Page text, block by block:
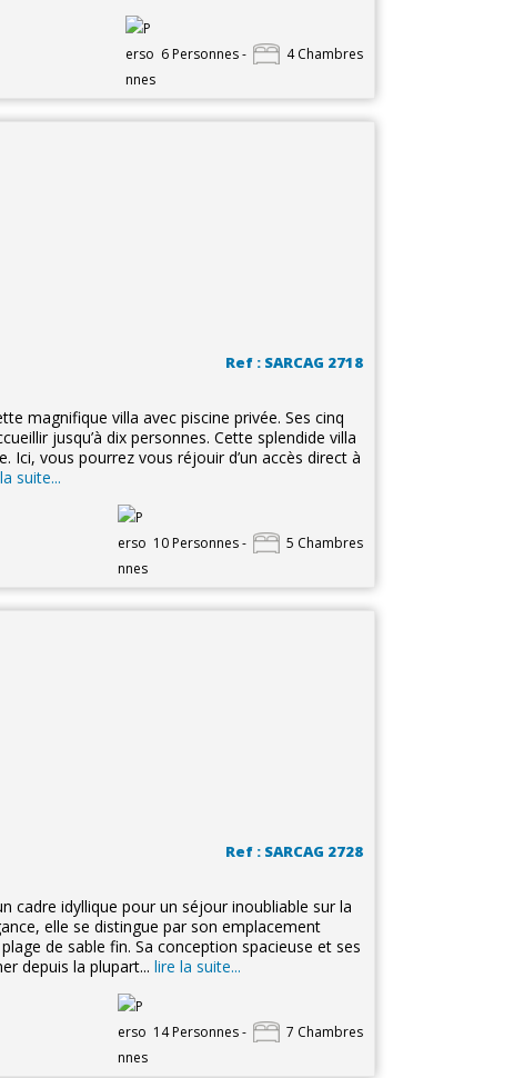
6 Personnes - 4 Chambres
Ref : SARCAG 2718
magnifique villa avec piscine privée. Ses cinq
jusqu’à dix personnes. Cette splendide villa
vous pourrez vous réjouir d’un accès direct à
suite...
10 Personnes - 5 Chambres
Ref : SARCAG 2728
cadre idyllique pour un séjour inoubliable sur la
elle se distingue par son emplacement
de sable fin. Sa conception spacieuse et ses
depuis la plupart... lire la suite...
14 Personnes - 7 Chambres